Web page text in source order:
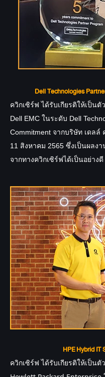
Dell Technologies
ควิกเซิร์ฟ ได้รับเกียรติให้เป็น
Dell EMC ในระดับ Dell
Commitment จากบริษัท เดลล์
11 สิงหาคม 2565 ซึ่งเป็นผลง
จากทางควิกเซิร์ฟได้เป็นอย่างดี
HPE Hybrid IT
ควิกเซิร์ฟ ได้รับเกียรติให้เป็น